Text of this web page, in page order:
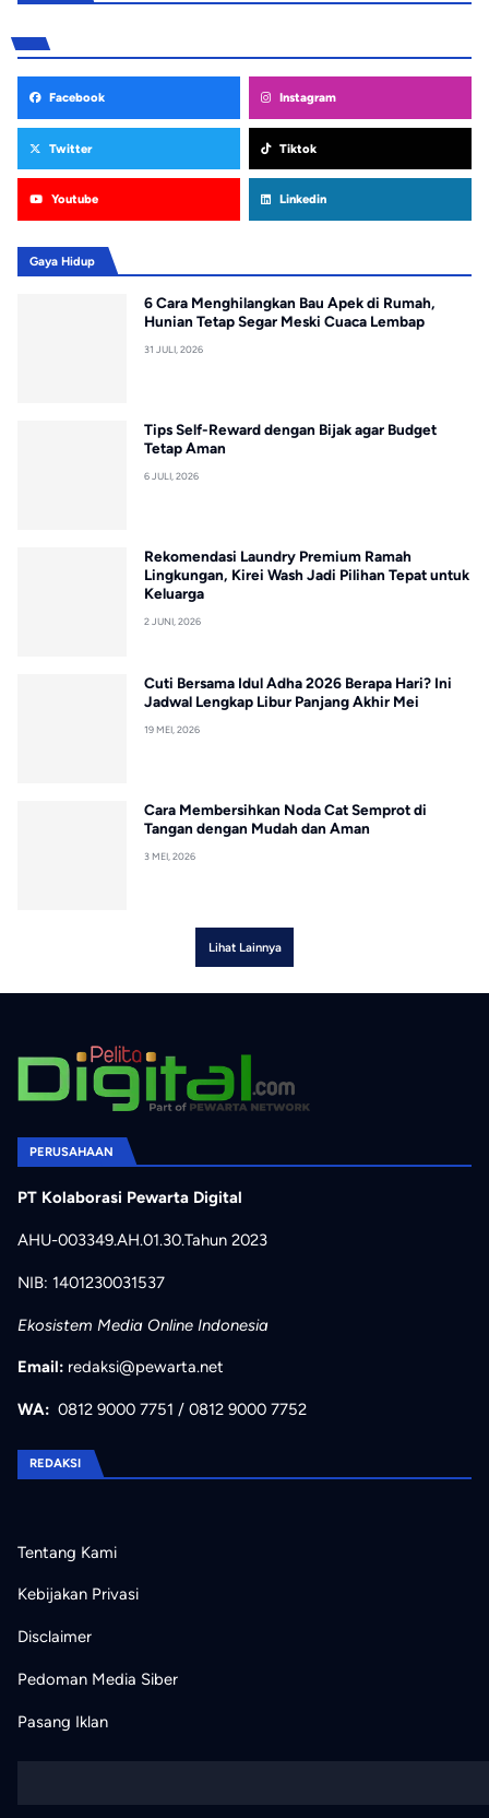
Facebook Instagram
Twitter Tiktok
Youtube Linkedin
Gaya Hidup
6 Cara Menghilangkan Bau Apek di Rumah,
Hunian Tetap Segar Meski Cuaca Lembap
31 JULI, 2026
Tips Self-Reward dengan Bijak agar Budget
Tetap Aman
6 JULI, 2026
Rekomendasi Laundry Premium Ramah
Lingkungan, Kirei Wash Jadi Pilihan Tepat untuk
Keluarga
2 JUNI, 2026
Cuti Bersama Idul Adha 2026 Berapa Hari? Ini
Jadwal Lengkap Libur Panjang Akhir Mei
19 MEI, 2026
Cara Membersihkan Noda Cat Semprot di
Tangan dengan Mudah dan Aman
3 MEI, 2026
Lihat Lainnya
PERUSAHAAN
PT Kolaborasi Pewarta Digital
AHU-003349.AH.01.30.Tahun 2023
NIB: 1401230031537
Ekosistem Media Online Indonesia
Email: redaksi@pewarta.net
WA: 0812 9000 7751 / 0812 9000 7752
REDAKSI
Tentang Kami
Kebijakan Privasi
Disclaimer
Pedoman Media Siber
Pasang Iklan